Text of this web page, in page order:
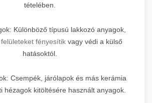
tételében.
Különböző típusú lakkozó anyagok,
fényesítikvagy védi a külső
hatásoktól.
Csempék, járólapok és más kerámia
hézagok kitöltésére használt anyagok.